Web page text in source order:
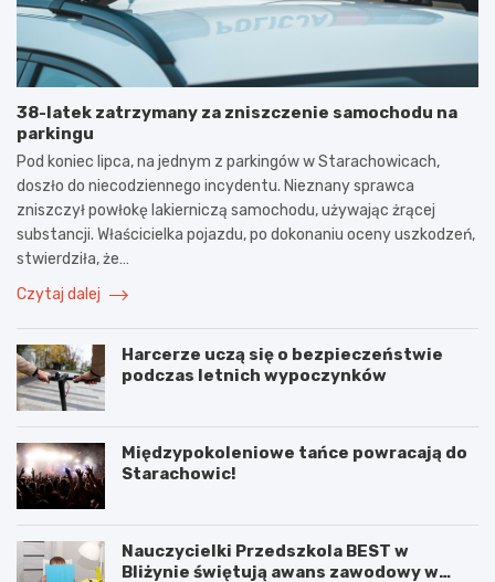
38-latek zatrzymany za zniszczenie samochodu na
parkingu
Pod koniec lipca, na jednym z parkingów w Starachowicach,
doszło do niecodziennego incydentu. Nieznany sprawca
zniszczył powłokę lakierniczą samochodu, używając żrącej
substancji. Właścicielka pojazdu, po dokonaniu oceny uszkodzeń,
stwierdziła, że…
Czytaj dalej
Harcerze uczą się o bezpieczeństwie
podczas letnich wypoczynków
Międzypokoleniowe tańce powracają do
Starachowic!
Nauczycielki Przedszkola BEST w
Bliżynie świętują awans zawodowy w